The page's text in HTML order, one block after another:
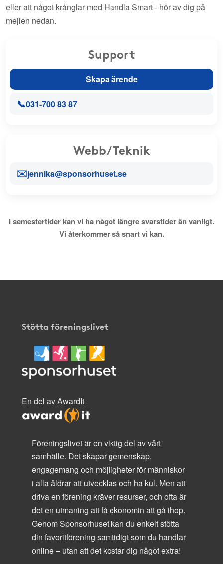
eller att något krånglar med Handla Smart - hör av dig på
mejlen nedan.
Support
Skapa ärende
📞031-700 83 87
Webb/Teknik
✉️jennika@sponsorhuset.se
I semestertider kan vi ha något längre svarstider än vanligt.
Vi återkommer så snart vi kan.
Stötta föreningslivet
En del av AwardIt
Föreningslivet är en viktig del av vårt
samhälle. Det skapar gemenskap,
engagemang och möjligheter för människor
i alla åldrar att utvecklas och ha kul. Men att
driva en förening kräver resurser, och ofta är
det en utmaning att få ekonomin att gå ihop.
Genom Sponsorhuset kan du enkelt stötta
din favoritförening samtidigt som du handlar
online – utan att det kostar dig något extra!